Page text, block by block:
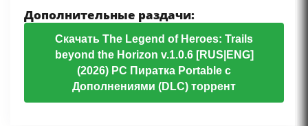
Дополнительные раздачи:
Скачать The Legend of Heroes: Trails
beyond the Horizon v.1.0.6 [RUS|ENG]
(2026) PC Пиратка Portable с
Дополнениями (DLC) торрент